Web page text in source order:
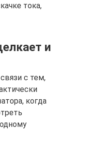
тока,
и
с тем,
когда